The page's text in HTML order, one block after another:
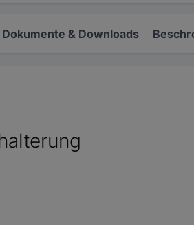
Dokumente & Downloads